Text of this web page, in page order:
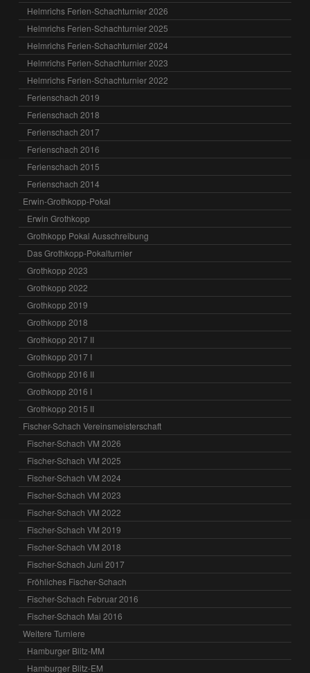
Helmrichs Ferien-Schachturnier 2026
Helmrichs Ferien-Schachturnier 2025
Helmrichs Ferien-Schachturnier 2024
Helmrichs Ferien-Schachturnier 2023
Helmrichs Ferien-Schachturnier 2022
Ferienschach 2019
Ferienschach 2018
Ferienschach 2017
Ferienschach 2016
Ferienschach 2015
Ferienschach 2014
Erwin-Grothkopp-Pokal
Erwin Grothkopp
Grothkopp Pokal Ausschreibung
Das Grothkopp-Pokalturnier
Grothkopp 2023
Grothkopp 2022
Grothkopp 2019
Grothkopp 2018
Grothkopp 2017 II
Grothkopp 2017 I
Grothkopp 2016 II
Grothkopp 2016 I
Grothkopp 2015 II
Fischer-Schach Vereinsmeisterschaft
Fischer-Schach VM 2026
Fischer-Schach VM 2025
Fischer-Schach VM 2024
Fischer-Schach VM 2023
Fischer-Schach VM 2022
Fischer-Schach VM 2019
Fischer-Schach VM 2018
Fischer-Schach Juni 2017
Fröhliches Fischer-Schach
Fischer-Schach Februar 2016
Fischer-Schach Mai 2016
Weitere Turniere
Hamburger Blitz-MM
Hamburger Blitz-EM